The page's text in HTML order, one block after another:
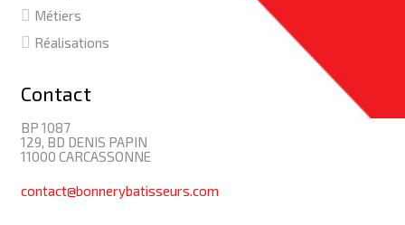
Métiers
Réalisations
Contact
BP 1087
129, BD DENIS PAPIN
11000 CARCASSONNE
contact@bonnerybatisseurs.com